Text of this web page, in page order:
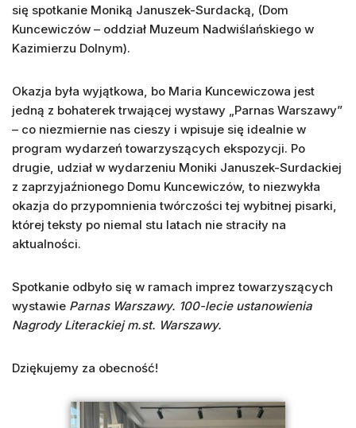
się spotkanie Moniką Januszek-Surdacką, (Dom
Kuncewiczów – oddział Muzeum Nadwiślańskiego w
Kazimierzu Dolnym).
Okazja była wyjątkowa, bo Maria Kuncewiczowa jest
jedną z bohaterek trwającej wystawy „Parnas Warszawy”
– co niezmiernie nas cieszy i wpisuje się idealnie w
program wydarzeń towarzyszących ekspozycji. Po
drugie, udział w wydarzeniu Moniki Januszek-Surdackiej
z zaprzyjaźnionego Domu Kuncewiczów, to niezwykła
okazja do przypomnienia twórczości tej wybitnej pisarki,
której teksty po niemal stu latach nie straciły na
aktualności.
Spotkanie odbyło się w ramach imprez towarzyszących
wystawie Parnas Warszawy. 100-lecie ustanowienia
Nagrody Literackiej m.st. Warszawy.
Dziękujemy za obecność!